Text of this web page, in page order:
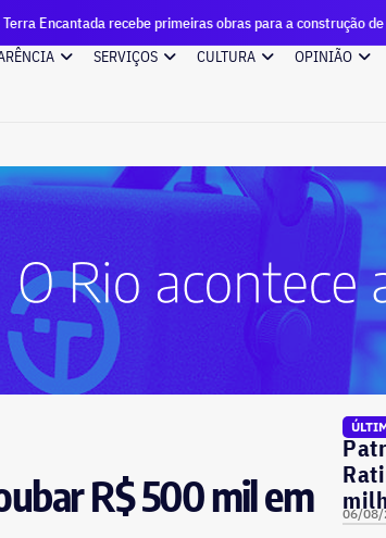
primeiras obras para a construção de condomínio
SERVIÇOS CULTURA OPINIÃO
R$ 500 mil em
06/08/